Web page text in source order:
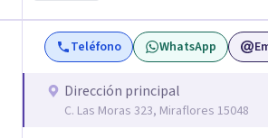
Teléfono WhatsApp
Dirección principal
C. Las Moras 323, Miraflores 15048